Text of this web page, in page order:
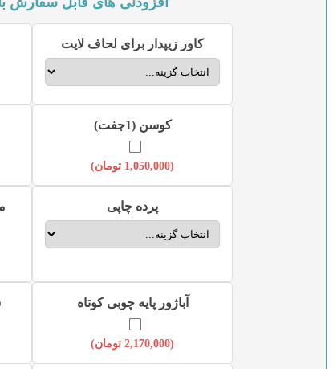
کاور زیپدار برای لحاف لایت
کوسن (1جفت)
(
1,050,000 تومان)
پرده چاپی
آباژور پایه چوبی کوتاه
(
2,170,000 تومان)